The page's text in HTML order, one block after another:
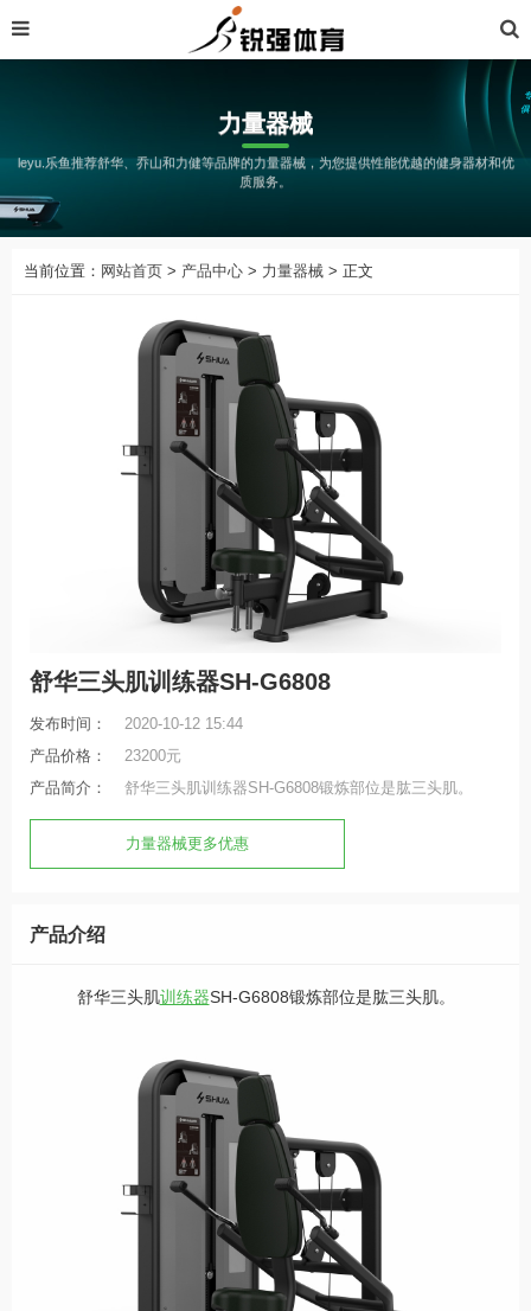
力量器械
leyu.乐鱼推荐舒华、乔山和力健等品牌的力量器械，为您提供性能优越的健身器材和优
质服务。
当前位置： 网站首页 > 产品中心 > 力量器械 > 正文
舒华三头肌训练器SH-G6808
发布时间：
2020-10-12 15:44
产品价格：
23200元
产品简介：
舒华三头肌训练器SH-G6808锻炼部位是肱三头肌。
力量器械更多优惠
产品介绍
舒华三头肌训练器SH-G6808锻炼部位是肱三头肌。